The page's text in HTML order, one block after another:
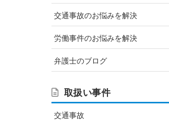
交通事故のお悩みを解決
労働事件のお悩みを解決
弁護士のブログ
取扱い事件
交通事故